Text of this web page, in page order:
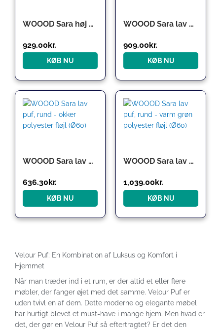
WOOOD Sara høj puf, rund – varm grøn polyester fløjl (Ø46)
929.00kr.
KØB NU
WOOOD Sara lav puf, rund – khaki polyester fløjl (Ø60)
909.00kr.
KØB NU
WOOOD Sara lav puf, rund – okker polyester fløjl (Ø60)
oprindelige
pris
var:
636.30 kr.
aktuelle
pris
er:
KØB NU
WOOOD Sara lav puf, rund – varm grøn polyester fløjl (Ø60)
1,039.00 kr.
KØB NU
Velour Puf: En Kombination af Luksus og Komfort i
Hjemmet
Når man træder ind i et rum, er der altid et eller flere
møbler, der fanger øjet med det samme. Velour Puf er
uden tvivl en af dem. Dette moderne og elegante møbel
har hurtigt blevet et must-have i mange hjem. Men hvad er
det, der gør en Velour Puf så eftertragtet? Er det den